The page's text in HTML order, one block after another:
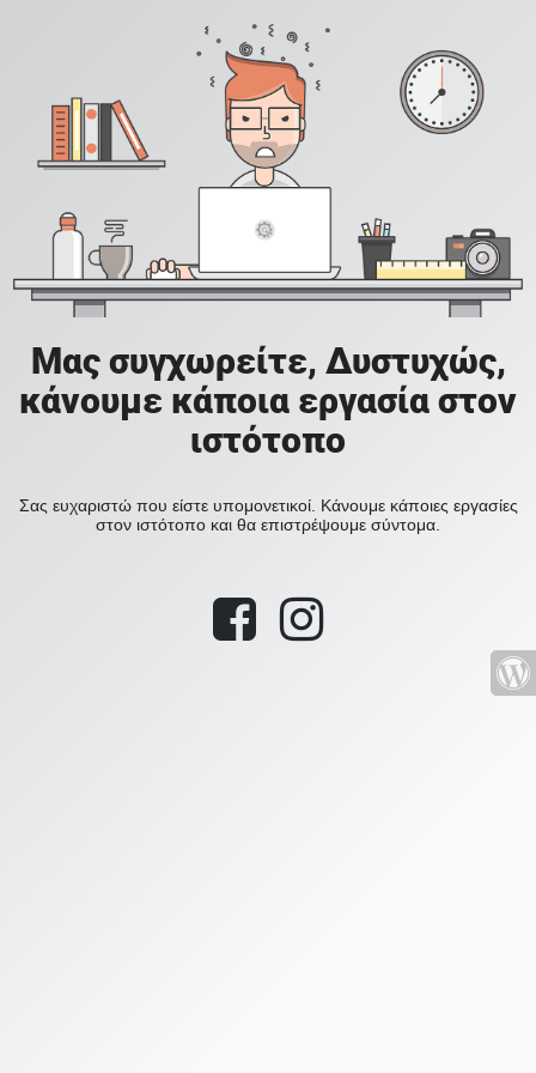
Μας συγχωρείτε, Δυστυχώς,
κάνουμε κάποια εργασία στον
ιστότοπο
Σας ευχαριστώ που είστε υπομονετικοί. Κάνουμε κάποιες εργασίες
στον ιστότοπο και θα επιστρέψουμε σύντομα.